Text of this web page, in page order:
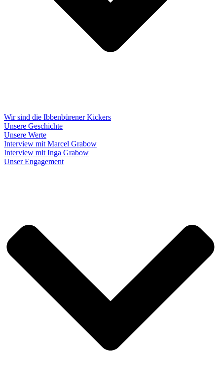
Wir sind die Ibbenbürener Kickers
Unsere Geschichte
Unsere Werte
Interview mit Marcel Grabow
Interview mit Inga Grabow
Unser Engagement